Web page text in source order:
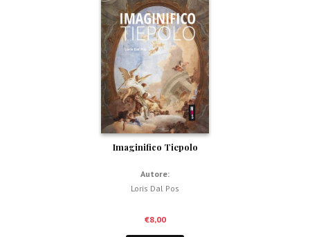
Imaginifico Tiepolo
Autore:
Loris Dal Pos
€8,00